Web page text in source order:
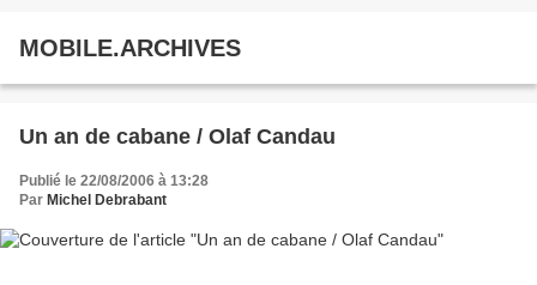
MOBILE.ARCHIVES
Un an de cabane / Olaf Candau
Publié le 22/08/2006 à 13:28
Par Michel Debrabant